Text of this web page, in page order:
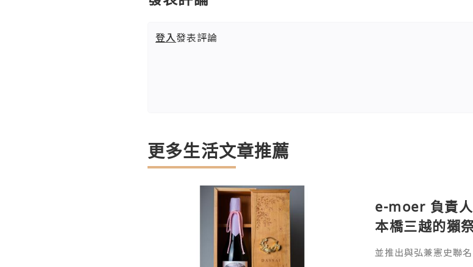
登入發表評論
更多生活文章推薦
e-moer 負責人
本橋三越的獺
金属的東京銀
並推出與弘兼憲史聯